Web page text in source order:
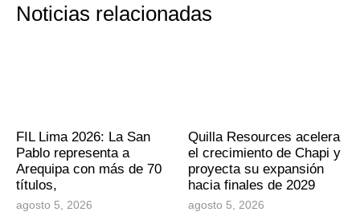
Noticias relacionadas
FIL Lima 2026: La San
Pablo representa a
Arequipa con más de 70
títulos,
agosto 5, 2026
Quilla Resources acelera
el crecimiento de Chapi y
proyecta su expansión
hacia finales de 2029
agosto 5, 2026